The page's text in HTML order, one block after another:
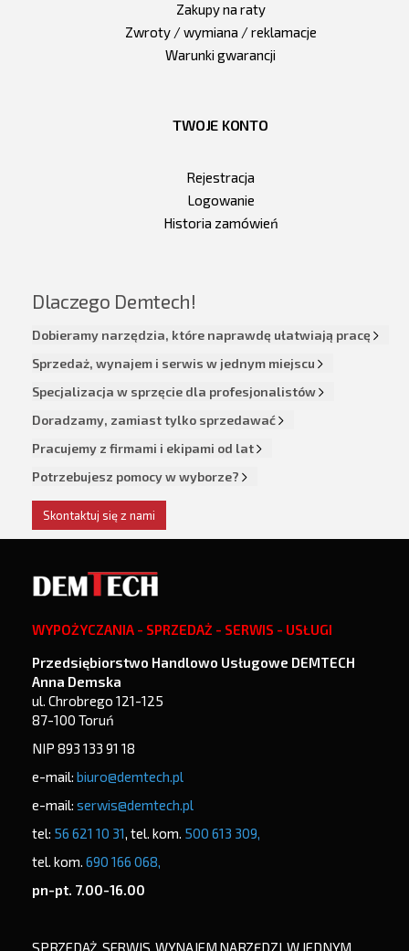
Zakupy na raty
Zwroty / wymiana / reklamacje
Warunki gwarancji
TWOJE KONTO
Rejestracja
Logowanie
Historia zamówień
Dlaczego Demtech!
Dobieramy narzędzia, które naprawdę ułatwiają pracę
Sprzedaż, wynajem i serwis w jednym miejscu
Specjalizacja w sprzęcie dla profesjonalistów
Doradzamy, zamiast tylko sprzedawać
Pracujemy z firmami i ekipami od lat
Potrzebujesz pomocy w wyborze?
Skontaktuj się z nami
WYPOŻYCZANIA - SPRZEDAŻ - SERWIS - USŁUGI
Przedsiębiorstwo Handlowo Usługowe DEMTECH
Anna Demska
ul. Chrobrego 121-125
87-100 Toruń
NIP 893 133 91 18
e-mail: biuro@demtech.pl
e-mail: serwis@demtech.pl
tel: 56 621 10 31, tel. kom. 500 613 309,
tel. kom. 690 166 068,
pn-pt. 7.00-16.00
SPRZEDAŻ, SERWIS, WYNAJEM NARZĘDZI W JEDNYM